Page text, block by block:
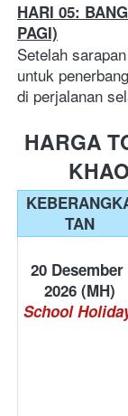
HARI 05:
PAGI)
Setelah
untuk
di perjalanan
HARGA
TAN
20 Desember
2026 (MH)
School